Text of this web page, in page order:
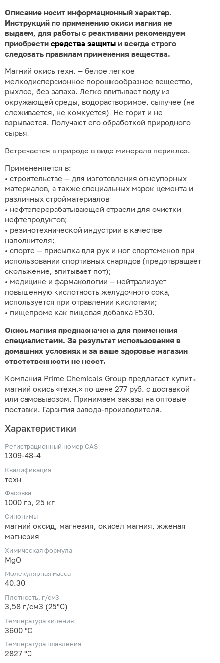
Описание носит информационный характер.
Инструкций по применению окиси магния не
выдаем, для работы с реактивами рекомендуем
приобрести средства защиты и всегда строго
следовать правилам применения вещества.
Магний окись техн. — белое легкое
мелкодисперсионное порошкообразное вещество,
рыхлое, без запаха. Легко впитывает воду из
окружающей среды, водорастворимое, сыпучее (не
слеживается, не комкуется). Не горит и не
взрывается. Получают его обработкой природного
сырья.
Встречается в природе в виде минерала периклаз.
Примененяется в:
• строительстве — для изготовления огнеупорных
материалов, а также специальных марок цемента и
различных стройматериалов;
• нефтеперерабатывающей отрасли для очистки
нефтепродуктов;
• резинотехнической индустрии в качестве
наполнителя;
• спорте — присыпка для рук и ног спортсменов при
использовании спортивных снарядов (предотвращает
скольжение, впитывает пот);
• медицине и фармакологии — нейтрализует
повышенную кислотность желудочного сока,
используется при отравлении кислотами;
• пищепроме как пищевая добавка Е530.
Окись магния предназначена для применения
специалистами. За результат использования в
домашних условиях и за ваше здоровье магазин
ответственности не несет.
Компания Prime Chemicals Group предлагает купить
магний окись «техн.» по цене 277 руб. с доставкой
или самовывозом. Принимаем заказы на оптовые
поставки. Гарантия завода-производителя.
Характеристики
Регистрационный номер CAS
1309-48-4
Квалификация
техн
Фасовка
1000 гр, 25 кг
Синонимы
магний оксид, магнезия, окисел магния, жженая
магнезия
Химическая формула
MgO
Молекулярная масса
40.30
Плотность, г/см3
3,58 г/см3 (25°С)
Температура кипения
3600 °С
Температура плавления
2827 °С